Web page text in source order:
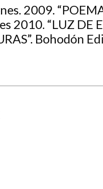
2009.
2010. “LUZ DE
Bohodón